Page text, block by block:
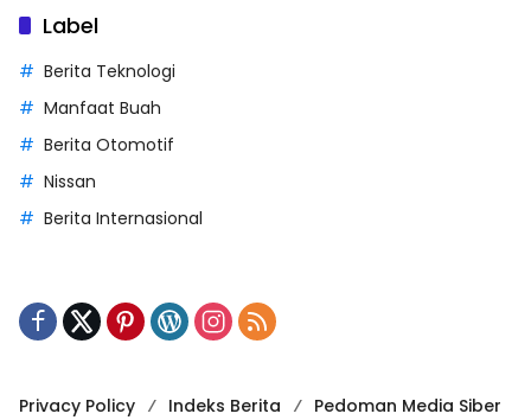
Label
Berita Teknologi
Manfaat Buah
Berita Otomotif
Nissan
Berita Internasional
Privacy Policy Indeks Berita Pedoman Media Siber